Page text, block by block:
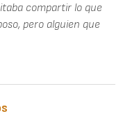
compartir lo que
pero alguien que